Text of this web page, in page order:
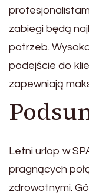
zabiegi będą
potrzeb.
podejście do
zapewniają
Letni urlop w
pragnących
zdrowotnymi.